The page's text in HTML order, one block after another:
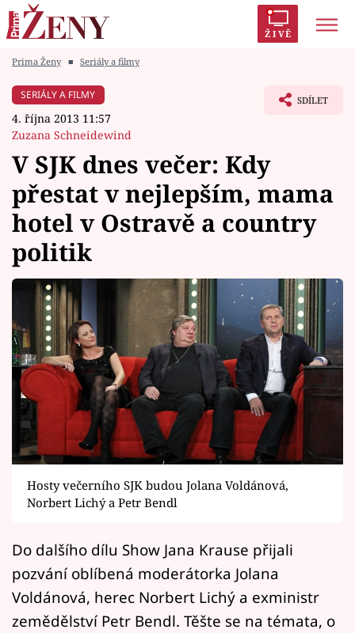
ŽIVĚ
Módní alarm
Témata
Celebrity
Vztahy
Seriály
Horoskopy
Sledujte prima+
Filmový festival Karlovy Vary
Mámy sobě
Přihlášení
Sledujte nás
Prima Ženy ■ Seriály a filmy
SERIÁLY A FILMY
4. října 2013 11:57
Zuzana Schneidewind
SDÍLET
V SJK dnes večer: Kdy
přestat v nejlepším, mama
hotel v Ostravě a country
politik
Hosty večerního SJK budou Jolana Voldánová,
Norbert Lichý a Petr Bendl
Do dalšího dílu Show Jana Krause přijali
pozvání oblíbená moderátorka Jolana
Voldánová, herec Norbert Lichý a exministr
zemědělství Petr Bendl. Těšte se na témata, o